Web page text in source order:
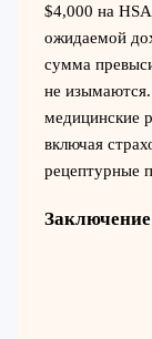
$4,000 на
ожидаемой
сумма
не
медицинские
включая
рецептурные
Заключение